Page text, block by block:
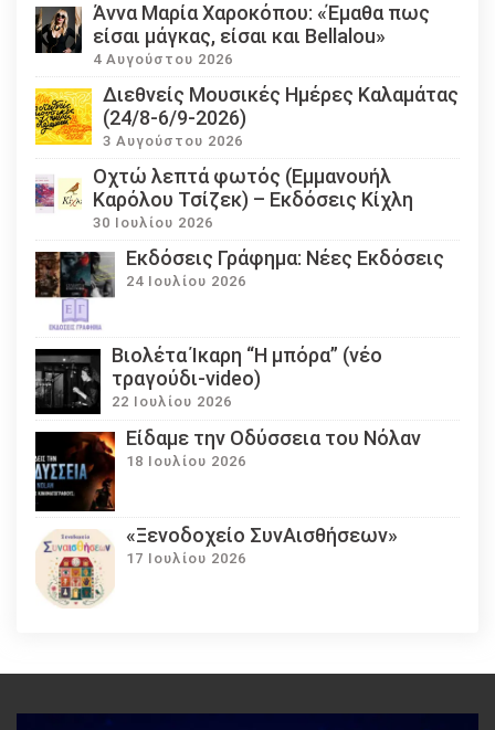
Άννα Μαρία Χαροκόπου: «Έμαθα πως
είσαι μάγκας, είσαι και Bellalou»
4 Αυγούστου 2026
Διεθνείς Μουσικές Ημέρες Καλαμάτας
(24/8-6/9-2026)
3 Αυγούστου 2026
Οχτώ λεπτά φωτός (Εμμανουήλ
Καρόλου Τσίζεκ) – Εκδόσεις Κίχλη
30 Ιουλίου 2026
Εκδόσεις Γράφημα: Νέες Εκδόσεις
24 Ιουλίου 2026
Βιολέτα Ίκαρη “Η μπόρα” (νέο
τραγούδι-video)
22 Ιουλίου 2026
Eίδαμε την Οδύσσεια του Νόλαν
18 Ιουλίου 2026
«Ξενοδοχείο ΣυνΑισθήσεων»
17 Ιουλίου 2026